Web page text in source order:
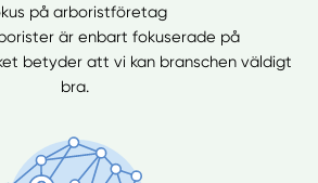
på arboristföretag
är enbart fokuserade på
betyder att vi kan branschen väldigt
bra.